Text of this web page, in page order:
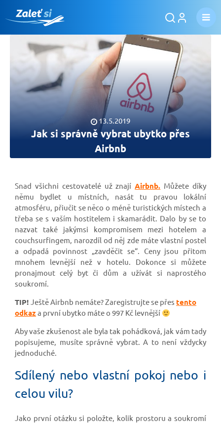
13.5.2019
Jak si správně vybrat ubytko přes
Airbnb
Snad všichni cestovatelé už znajíAirbnb. Můžete díky
němu bydlet u místních, nasát tu pravou lokální
atmosféru, přiučit se něco o méně turistických místech a
třeba se s vaším hostitelem i skamarádit. Dalo by se to
nazvat také jakýmsi kompromisem mezi hotelem a
couchsurfingem, narozdíl od něj zde máte vlastní postel
a odpadá povinnost „zavděčit se“. Ceny jsou přitom
mnohem levnější než v hotelu. Dokonce si můžete
pronajmout celý byt či dům a užívát si naprostého
soukromí.
TIP! Ještě Airbnb nemáte? Zaregistrujte se přes tento
odkaz a první ubytko máte o 997 Kč levnější
Aby vaše zkušenost ale byla tak pohádková, jak vám tady
popisujeme, musíte správně vybrat. A to není vždycky
jednoduché.
Sdílený nebo vlastní pokoj nebo i
celou vilu?
Jako první otázku si položte, kolik prostoru a soukromí